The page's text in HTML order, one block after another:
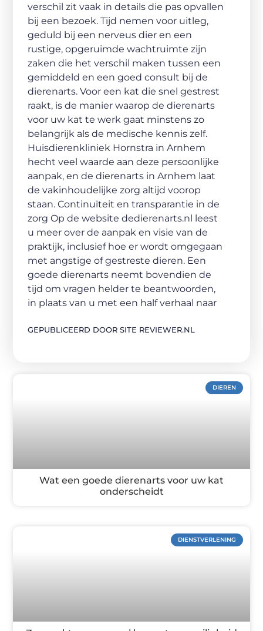
verschil zit vaak in details die pas opvallen
bij een bezoek. Tijd nemen voor uitleg,
geduld bij een nerveus dier en een
rustige, opgeruimde wachtruimte zijn
zaken die het verschil maken tussen een
gemiddeld en een goed consult bij de
dierenarts. Voor een kat die snel gestrest
raakt, is de manier waarop de dierenarts
voor uw kat te werk gaat minstens zo
belangrijk als de medische kennis zelf.
Huisdierenkliniek Hornstra in Arnhem
hecht veel waarde aan deze persoonlijke
aanpak, en de dierenarts in Arnhem laat
de vakinhoudelijke zorg altijd voorop
staan. Continuïteit en transparantie in de
zorg Op de website dedierenarts.nl leest
u meer over de aanpak en visie van de
praktijk, inclusief hoe er wordt omgegaan
met angstige of gestreste dieren. Een
goede dierenarts neemt bovendien de
tijd om vragen helder te beantwoorden,
in plaats van u met een half verhaal naar
GEPUBLICEERD DOOR SITE REVIEWER.NL
DIEREN
Wat een goede dierenarts voor uw kat
onderscheidt
DIENSTVERLENING